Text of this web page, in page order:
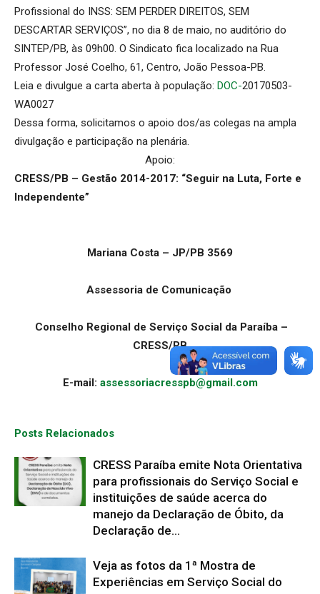
Profissional do INSS: SEM PERDER DIREITOS, SEM
DESCARTAR SERVIÇOS”, no dia 8 de maio, no auditório do
SINTEP/PB, às 09h00. O Sindicato fica localizado na Rua
Professor José Coelho, 61, Centro, João Pessoa-PB.
Leia e divulgue a carta aberta à população: DOC-20170503-
WA0027
Dessa forma, solicitamos o apoio dos/as colegas na ampla
divulgação e participação na plenária.
Apoio:
CRESS/PB – Gestão 2014-2017: “Seguir na Luta, Forte e
Independente”
Mariana Costa – JP/PB 3569
Assessoria de Comunicação
Conselho Regional de Serviço Social da Paraíba –
CRESS/PB
E-mail: assessoriacresspb@gmail.com
Posts Relacionados
CRESS Paraíba emite Nota Orientativa
para profissionais do Serviço Social e
instituições de saúde acerca do
manejo da Declaração de Óbito, da
Declaração de...
Veja as fotos da 1ª Mostra de
Experiências em Serviço Social do